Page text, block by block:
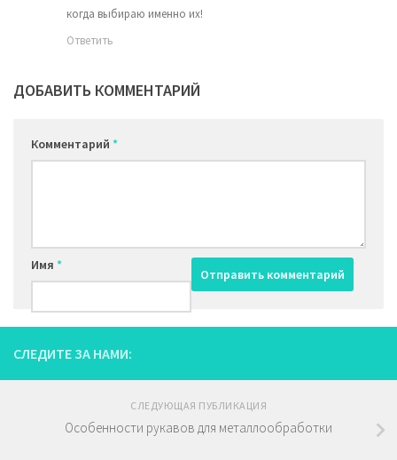
когда выбираю именно их!
Ответить
ДОБАВИТЬ КОММЕНТАРИЙ
Комментарий *
Имя *
СЛЕДИТЕ ЗА НАМИ:
СЛЕДУЮЩАЯ ПУБЛИКАЦИЯ
Особенности рукавов для металлообработки